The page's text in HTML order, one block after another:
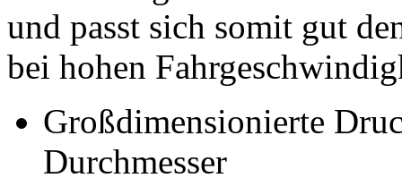
und passt sich somit gut
bei hohen
Großdimensionierte
Durchmesser